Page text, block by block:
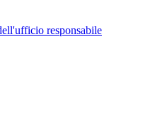
responsabile